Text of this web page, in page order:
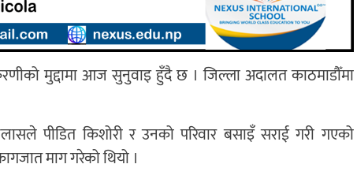
मुद्दामा आज सुनुवाइ हुँदै छ । जिल्ला अदालत काठमाडौँमा
पीडित किशोरी र उनको परिवार बसाइँ सराई गरी गएको
माग गरेको थियो ।